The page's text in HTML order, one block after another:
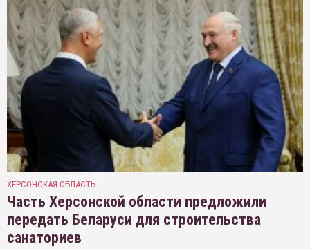
ХЕРСОНСКАЯ ОБЛАСТЬ
Часть Херсонской области предложили
передать Беларуси для строительства
санаториев